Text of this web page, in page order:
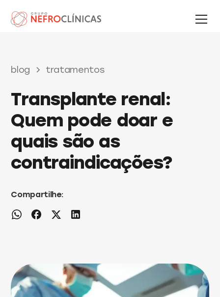
blog tratamentos
Transplante renal:
Quem pode doar e
quais são as
contraindicações?
Compartilhe: